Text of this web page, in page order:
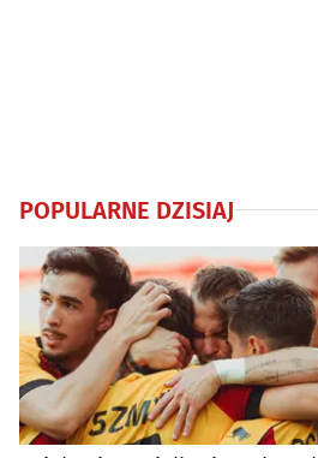
POPULARNE DZISIAJ